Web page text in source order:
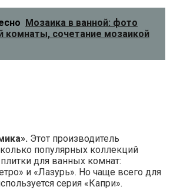
Мозаика в ванной: фото
комнаты, сочетание мозаикой
Этот производитель
популярных коллекций
для ванных комнат:
и «Лазурь». Но чаще всего для
серия «Капри».